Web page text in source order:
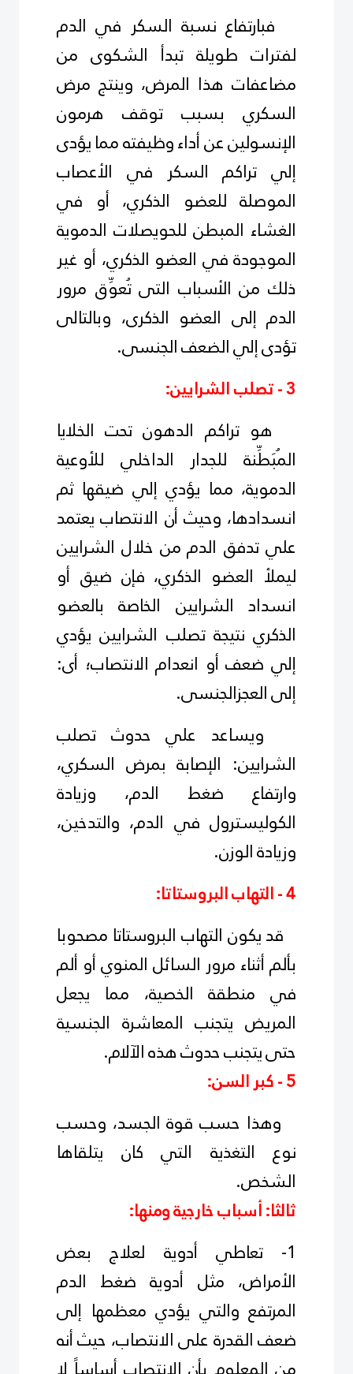
فبارتفاع نسبة السكر في الدم
لفترات طويلة تبدأ الشكوى من
مضاعفات هذا المرض، وينتج مرض
السكري بسبب توقف هرمون
الإنسولين عن أداء وظيفته مما يؤدى
إلي تراكم السكر في الأعصاب
الموصلة للعضو الذكري، أو في
الغشاء المبطن للحويصلات الدموية
الموجودة في العضو الذكري، أو غير
ذلك من الأسباب التى تُعوِّق مرور
الدم إلى العضو الذكرى، وبالتالى
تؤدى إلي الضعف الجنسى.
3 - تصلب الشرايين:
هو تراكم الدهون تحت الخلايا
المُبَطِّنة للجدار الداخلي للأوعية
الدموية، مما يؤدي إلي ضيقها ثم
انسدادها، وحيث أن الانتصاب يعتمد
علي تدفق الدم من خلال الشرايين
ليملأ العضو الذكري، فإن ضيق أو
انسداد الشرايين الخاصة بالعضو
الذكري نتيجة تصلب الشرايين يؤدي
إلي ضعف أو انعدام الانتصاب؛ أى:
إلى العجزالجنسى.
ويساعد علي حدوث تصلب
الشرايين: الإصابة بمرض السكري،
وارتفاع ضغط الدم، وزيادة
الكوليسترول في الدم، والتدخين،
وزيادة الوزن.
4 - التهاب البروستاتا:
قد يكون التهاب البروستاتا مصحوبا
بألم أثناء مرور السائل المنوي أو ألم
في منطقة الخصية، مما يجعل
المريض يتجنب المعاشرة الجنسية
حتى يتجنب حدوث هذه الآلام.
5 - كبر السن:
وهذا حسب قوة الجسد، وحسب
نوع التغذية التي كان يتلقاها
الشخص.
ثالثا: أسباب خارجية ومنها:
1- تعاطي أدوية لعلاج بعض
الأمراض، مثل أدوية ضغط الدم
المرتفع والتي يؤدي معظمها إلى
ضعف القدرة على الانتصاب، حيث أنه